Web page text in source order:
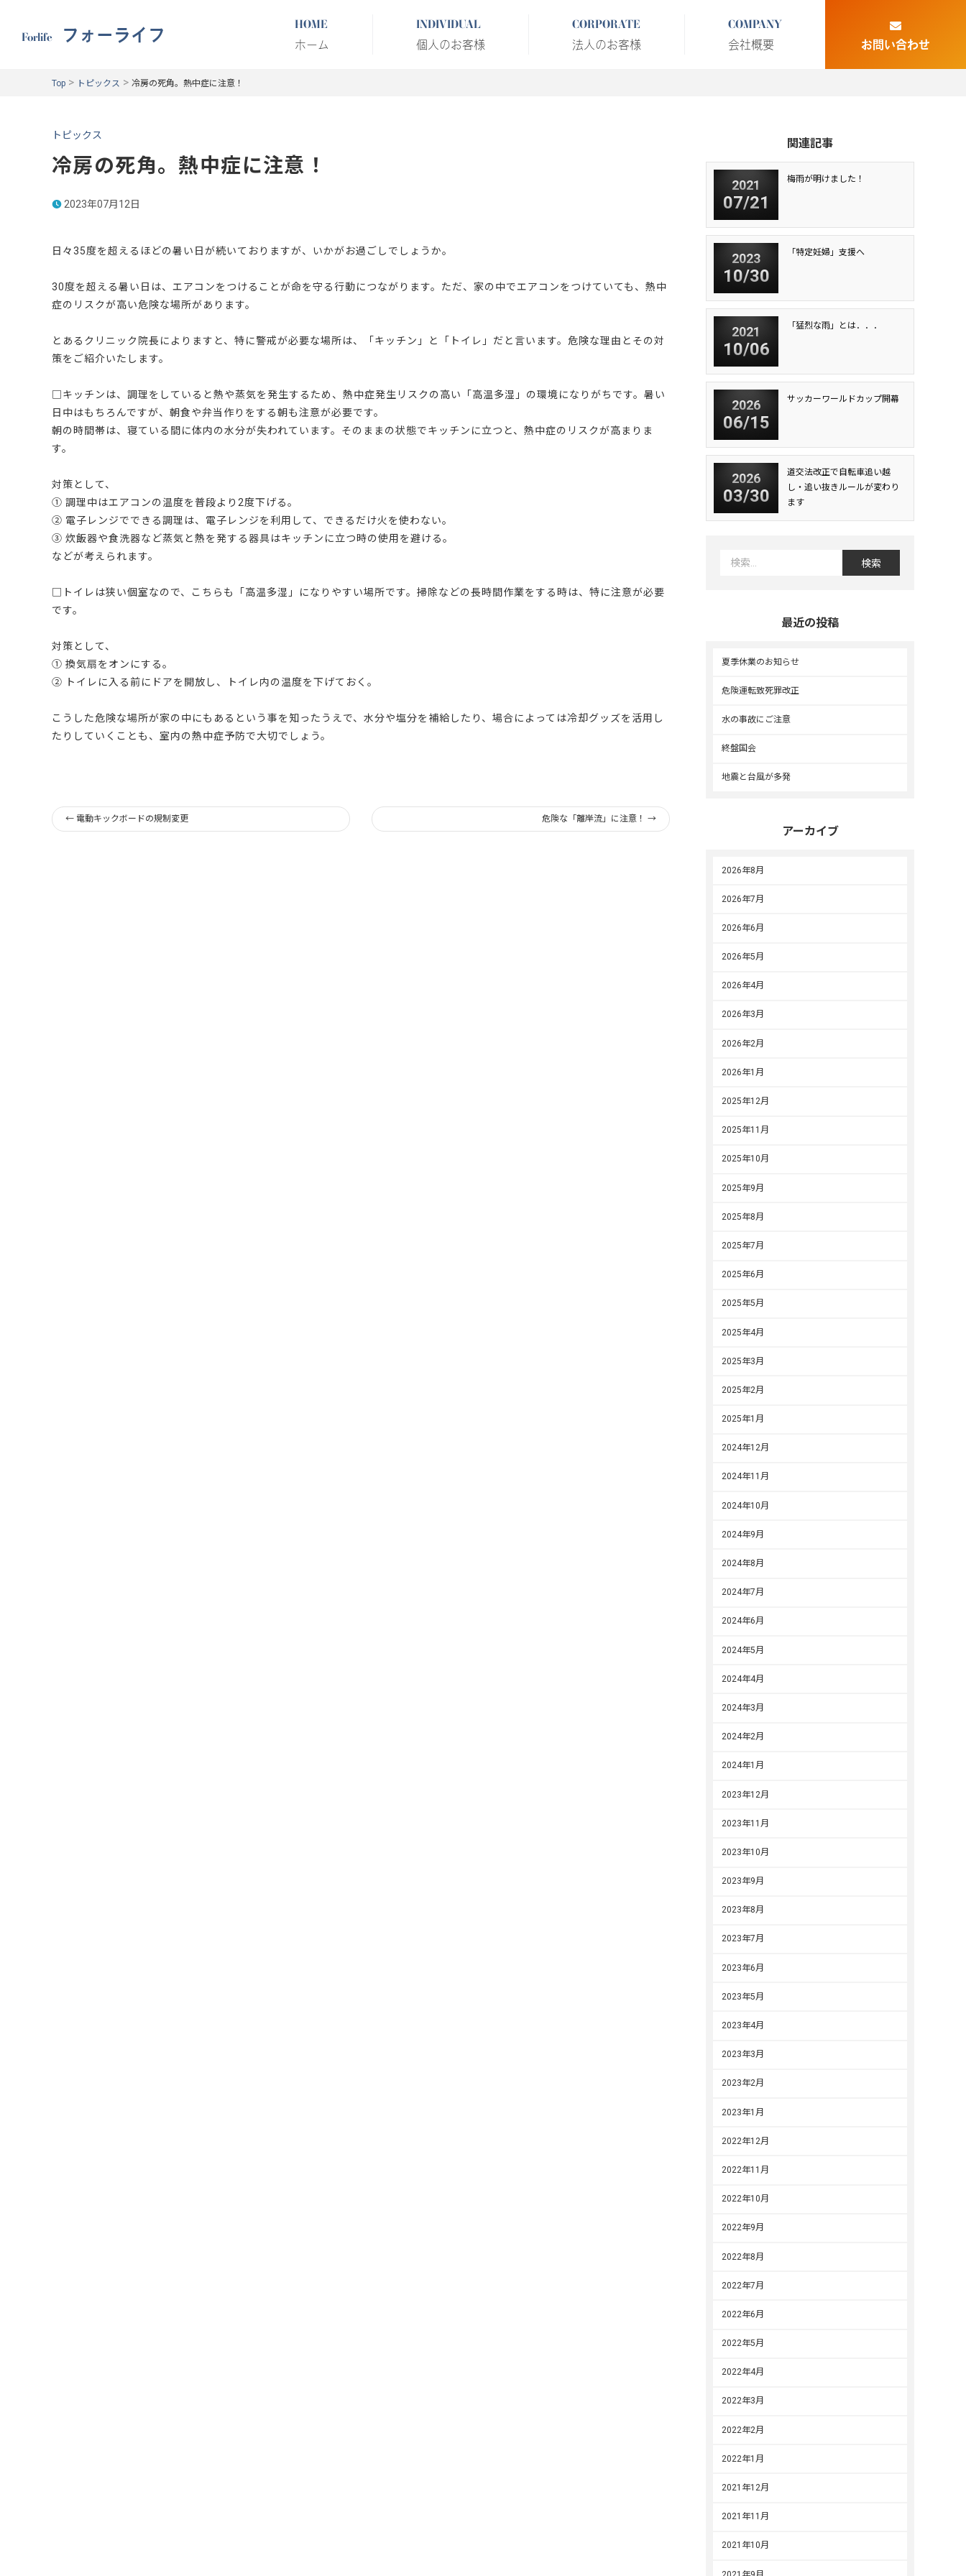
Forlife フォーライフ
HOME
ホーム
INDIVIDUAL
個人のお客様
CORPORATE
法人のお客様
COMPANY
会社概要 お問い合わせ
Top > トピックス > 冷房の死角。熱中症に注意！
トピックス
冷房の死角。熱中症に注意！
2023年07月12日
日々35度を超えるほどの暑い日が続いておりますが、いかがお過ごしでしょうか。
30度を超える暑い日は、エアコンをつけることが命を守る行動につながります。ただ、家の中でエアコンをつけていても、熱中
症のリスクが高い危険な場所があります。
とあるクリニック院長によりますと、特に警戒が必要な場所は、「キッチン」と「トイレ」だと言います。危険な理由とその対
策をご紹介いたします。
□キッチンは、調理をしていると熱や蒸気を発生するため、熱中症発生リスクの高い「高温多湿」の環境になりがちです。暑い
日中はもちろんですが、朝食や弁当作りをする朝も注意が必要です。
朝の時間帯は、寝ている間に体内の水分が失われています。そのままの状態でキッチンに立つと、熱中症のリスクが高まりま
す。
対策として、
① 調理中はエアコンの温度を普段より2度下げる。
② 電子レンジでできる調理は、電子レンジを利用して、できるだけ火を使わない。
③ 炊飯器や食洗器など蒸気と熱を発する器具はキッチンに立つ時の使用を避ける。
などが考えられます。
□トイレは狭い個室なので、こちらも「高温多湿」になりやすい場所です。掃除などの長時間作業をする時は、特に注意が必要
です。
対策として、
① 換気扇をオンにする。
② トイレに入る前にドアを開放し、トイレ内の温度を下げておく。
こうした危険な場所が家の中にもあるという事を知ったうえで、水分や塩分を補給したり、場合によっては冷却グッズを活用し
たりしていくことも、室内の熱中症予防で大切でしょう。
← 電動キックボードの規制変更 危険な「離岸流」に注意！ →
関連記事
2021
07/21
梅雨が明けました！
2023
10/30
「特定妊婦」支援へ
2021
10/06
「猛烈な雨」とは．．．
2026
06/15
サッカーワールドカップ開幕
2026
03/30
道交法改正で自転車追い越
し・追い抜きルールが変わり
ます
最近の投稿
夏季休業のお知らせ
危険運転致死罪改正
水の事故にご注意
終盤国会
地震と台風が多発
アーカイブ
2026年8月
2026年7月
2026年6月
2026年5月
2026年4月
2026年3月
2026年2月
2026年1月
2025年12月
2025年11月
2025年10月
2025年9月
2025年8月
2025年7月
2025年6月
2025年5月
2025年4月
2025年3月
2025年2月
2025年1月
2024年12月
2024年11月
2024年10月
2024年9月
2024年8月
2024年7月
2024年6月
2024年5月
2024年4月
2024年3月
2024年2月
2024年1月
2023年12月
2023年11月
2023年10月
2023年9月
2023年8月
2023年7月
2023年6月
2023年5月
2023年4月
2023年3月
2023年2月
2023年1月
2022年12月
2022年11月
2022年10月
2022年9月
2022年8月
2022年7月
2022年6月
2022年5月
2022年4月
2022年3月
2022年2月
2022年1月
2021年12月
2021年11月
2021年10月